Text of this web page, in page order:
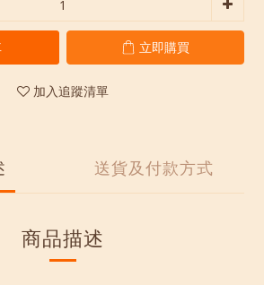
立即購買
加入追蹤清單
送貨及付款方式
商品描述